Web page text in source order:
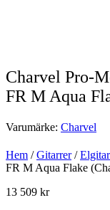
Charvel Pro-
FR M Aqua
Varumärke: Charvel
Hem /Gitarrer/
FR M Aqua Flake
13 509 kr